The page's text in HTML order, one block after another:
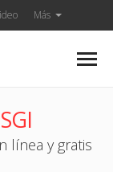
Más
línea y gratis